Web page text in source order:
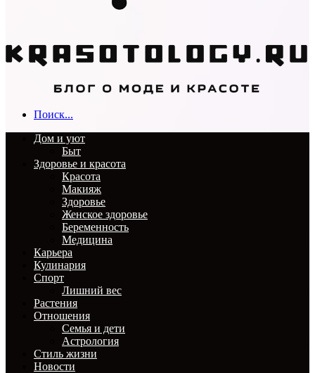
Поиск...
Дом и уют
Быт
Здоровье и красота
Красота
Макияж
Здоровье
Женское здоровье
Беременность
Медицина
Карьера
Кулинария
Спорт
Лишний вес
Растения
Отношения
Семья и дети
Астрология
Стиль жизни
Новости